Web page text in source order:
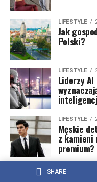
SHARE
LIFESTYLE
Jak
Polski?
LIFESTYLE
Liderzy
LIFESTYLE
Męskie
z
premium?
ARTYKUŁ